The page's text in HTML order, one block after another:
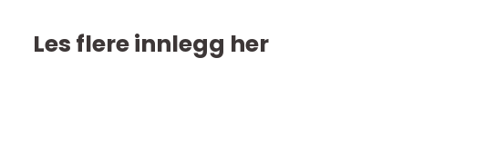
Les flere innlegg her